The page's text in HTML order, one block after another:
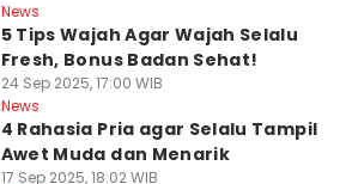
News
5 Tips Wajah Agar Wajah Selalu
Fresh, Bonus Badan Sehat!
24 Sep 2025, 17:00 WIB
News
4 Rahasia Pria agar Selalu Tampil
Awet Muda dan Menarik
17 Sep 2025, 18:02 WIB